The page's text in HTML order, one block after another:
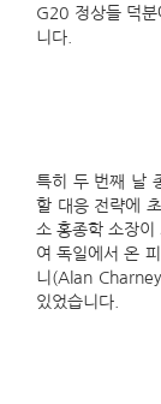
G20 정상들 덕
니다.
특히 두 번째 날
할 대응 전략에
소 홍종학 소장이
여 독일에서 온
니(Alan
있었습니다.